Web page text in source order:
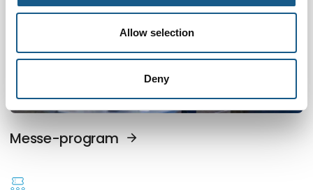
Allow selection
Deny
Messe-program